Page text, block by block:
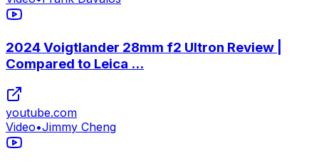
2024 Voigtlander 28mm f2 Ultron Review |
Compared to Leica ...
youtube.com
Video•Jimmy Cheng